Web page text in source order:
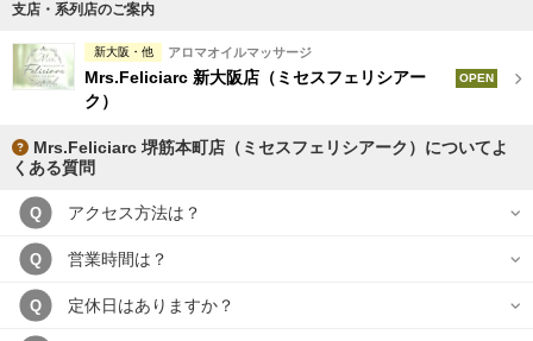
支店・系列店のご案内
新大阪・他 アロマオイルマッサージ
OPEN
Mrs.Feliciarc 新大阪店（ミセスフェリシアー
ク）
Mrs.Feliciarc 堺筋本町店（ミセスフェリシアーク）についてよ
くある質問
Q アクセス方法は？
Q 営業時間は？
Q 定休日はありますか？